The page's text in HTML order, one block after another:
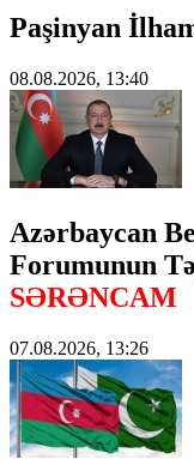
Paşinyan
08.08.2026, 13:40
Azərbaycan
Forumunun
SƏRƏNCAM
07.08.2026, 13:26